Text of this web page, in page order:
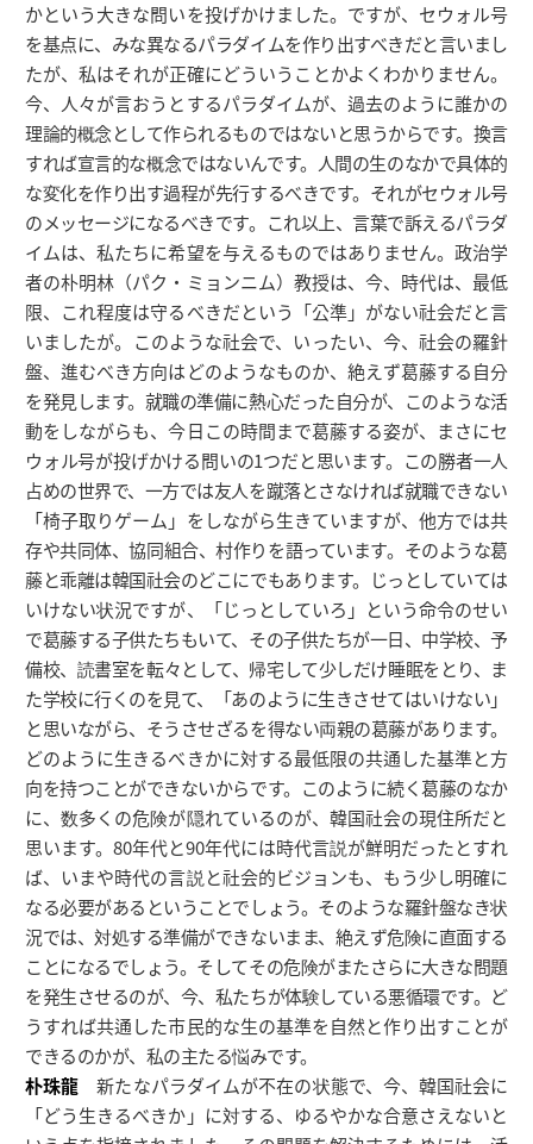
かという大きな問いを投げかけました。ですが、セウォル号
を基点に、みな異なるパラダイムを作り出すべきだと言いまし
たが、私はそれが正確にどういうことかよくわかりません。
今、人々が言おうとするパラダイムが、過去のように誰かの
理論的概念として作られるものではないと思うからです。換言
すれば宣言的な概念ではないんです。人間の生のなかで具体的
な変化を作り出す過程が先行するべきです。それがセウォル号
のメッセージになるべきです。これ以上、言葉で訴えるパラダ
イムは、私たちに希望を与えるものではありません。政治学
者の朴明林（パク・ミョンニム）教授は、今、時代は、最低
限、これ程度は守るべきだという「公準」がない社会だと言
いましたが。このような社会で、いったい、今、社会の羅針
盤、進むべき方向はどのようなものか、絶えず葛藤する自分
を発見します。就職の準備に熱心だった自分が、このような活
動をしながらも、今日この時間まで葛藤する姿が、まさにセ
ウォル号が投げかける問いの1つだと思います。この勝者一人
占めの世界で、一方では友人を蹴落とさなければ就職できない
「椅子取りゲーム」をしながら生きていますが、他方では共
存や共同体、協同組合、村作りを語っています。そのような葛
藤と乖離は韓国社会のどこにでもあります。じっとしていては
いけない状況ですが、「じっとしていろ」という命令のせい
で葛藤する子供たちもいて、その子供たちが一日、中学校、予
備校、読書室を転々として、帰宅して少しだけ睡眠をとり、ま
た学校に行くのを見て、「あのように生きさせてはいけない」
と思いながら、そうさせざるを得ない両親の葛藤があります。
どのように生きるべきかに対する最低限の共通した基準と方
向を持つことができないからです。このように続く葛藤のなか
に、数多くの危険が隠れているのが、韓国社会の現住所だと
思います。80年代と90年代には時代言説が鮮明だったとすれ
ば、いまや時代の言説と社会的ビジョンも、もう少し明確に
なる必要があるということでしょう。そのような羅針盤なき状
況では、対処する準備ができないまま、絶えず危険に直面する
ことになるでしょう。そしてその危険がまたさらに大きな問題
を発生させるのが、今、私たちが体験している悪循環です。ど
うすれば共通した市民的な生の基準を自然と作り出すことが
できるのかが、私の主たる悩みです。
朴珠龍 新たなパラダイムが不在の状態で、今、韓国社会に
「どう生きるべきか」に対する、ゆるやかな合意さえないと